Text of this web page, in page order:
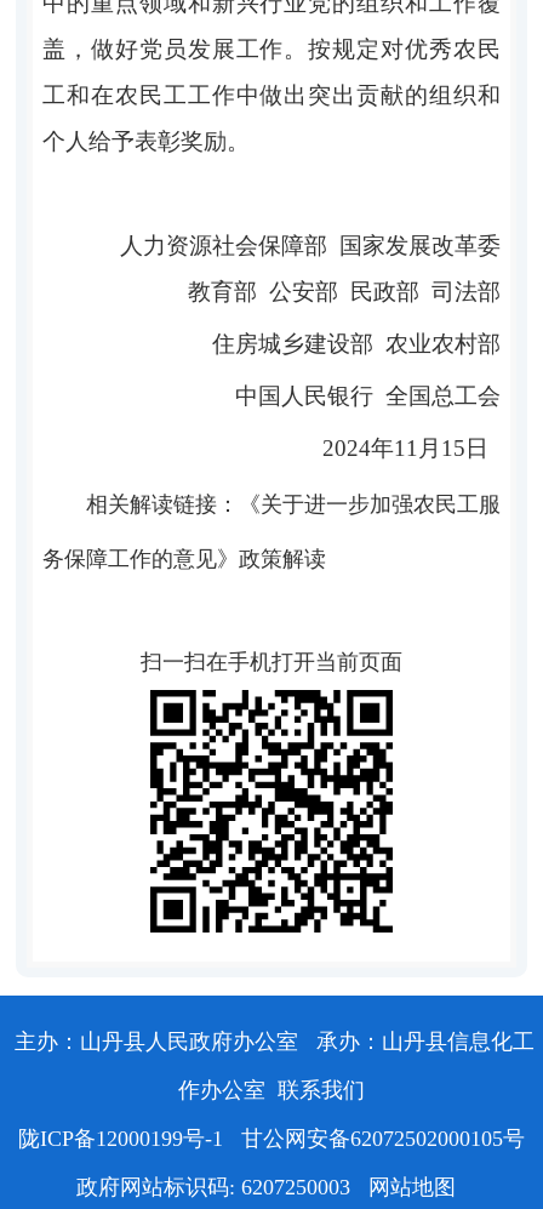
盖，做好党员发展工作。按规定对优秀农民
工和在农民工工作中做出突出贡献的组织和
个人给予表彰奖励。
人力资源社会保障部 国家发展改革委
教育部 公安部 民政部 司法部
住房城乡建设部 农业农村部
中国人民银行 全国总工会
2024年11 月 15日
相关解读链接： 《关于进一步加强农民工服
务保障工作的意见》政策解读
扫一扫在手机打开当前页面
主办：山丹县人民政府办公室
承办：山丹县信息化工
作办公室 联系我们
陇ICP备12000199号-1
甘公网安备62072502000105号
政府网站标识码: 6207250003
网站地图